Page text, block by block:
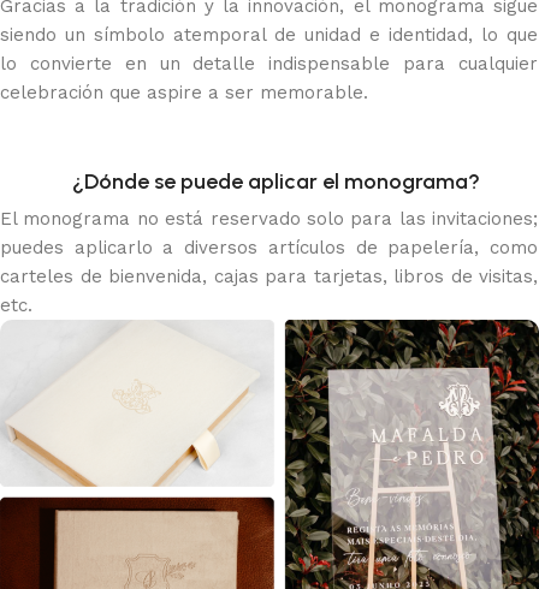
Gracias a la tradición y la innovación, el monograma sigue
siendo un símbolo atemporal de unidad e identidad, lo que
lo convierte en un detalle indispensable para cualquier
celebración que aspire a ser memorable.
¿Dónde se puede aplicar el monograma?
El monograma no está reservado solo para las invitaciones;
puedes aplicarlo a diversos artículos de papelería, como
carteles de bienvenida, cajas para tarjetas, libros de visitas,
etc.